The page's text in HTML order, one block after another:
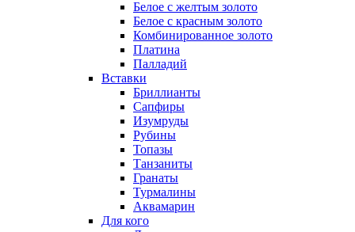
Белое с желтым золото
Белое с красным золото
Комбинированное золото
Платина
Палладий
Вставки
Бриллианты
Сапфиры
Изумруды
Рубины
Топазы
Танзаниты
Гранаты
Турмалины
Аквамарин
Для кого